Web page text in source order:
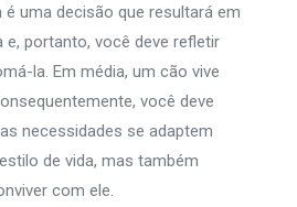
uma decisão que resultará em
e, portanto, você deve refletir
la. Em média, um cão vive
você deve
necessidades se adaptem
de vida, mas também
com ele.